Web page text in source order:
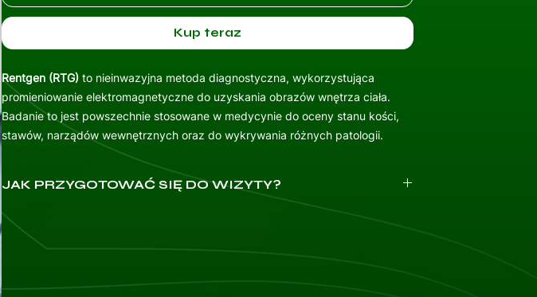
Kup teraz
Rentgen (RTG)to nieinwazyjna metoda diagnostyczna, wykorzystująca
promieniowanie elektromagnetyczne do uzyskania obrazów wnętrza ciała.
Badanie to jest powszechnie stosowane w medycynie do oceny stanu kości,
stawów, narządów wewnętrznych oraz do wykrywania różnych patologii.
JAK PRZYGOTOWAĆ SIĘ DO WIZYTY?
Przygotuj dokumentację medyczną: wyniki badań, karty informacyjne z
poprzednich wizyt, listę przyjmowanych leków, historię chorób w rodzinie
Na pierwszą wizytę przyjedź 10 minut wcześniej, aby wypełnić wymaganą